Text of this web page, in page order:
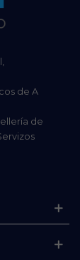
de A
de